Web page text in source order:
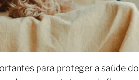
para proteger a saúde do